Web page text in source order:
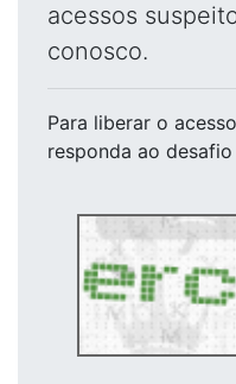
acessos
conosco.
Para liberar o acesso
responda ao